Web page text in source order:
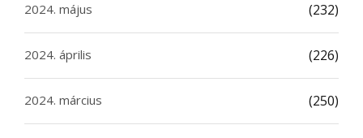
2024. május (232)
2024. április (226)
2024. március (250)